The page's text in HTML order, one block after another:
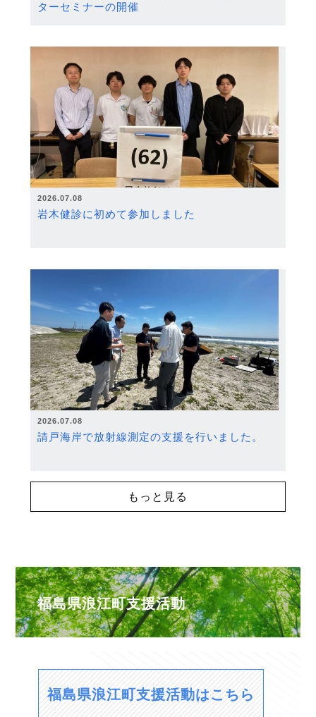
ターセミナーの開催
2026.07.08
岩木健診に初めて参加しました
2026.07.08
請戸海岸で放射線測定の支援を行いました。
もっと見る
福島県浪江町支援活動
福島県浪江町支援活動はこちら